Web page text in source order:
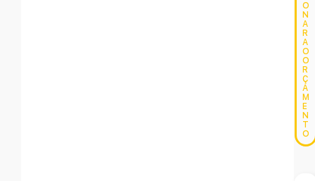
O
N
A
R
A
O
O
R
Ç
A
M
E
N
T
O